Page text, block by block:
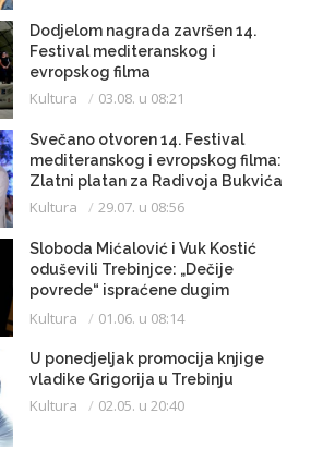
Dodjelom nagrada završen 14.
Festival mediteranskog i
evropskog filma
Kultura 03.08. u 08:21
Svečano otvoren 14. Festival
mediteranskog i evropskog filma:
Zlatni platan za Radivoja Bukvića
Kultura 29.07. u 08:56
Sloboda Mićalović i Vuk Kostić
oduševili Trebinjce: „Dečije
povrede“ ispraćene dugim
aplauzom
Kultura 01.06. u 08:14
U ponedjeljak promocija knjige
vladike Grigorija u Trebinju
Kultura 02.05. u 20:40